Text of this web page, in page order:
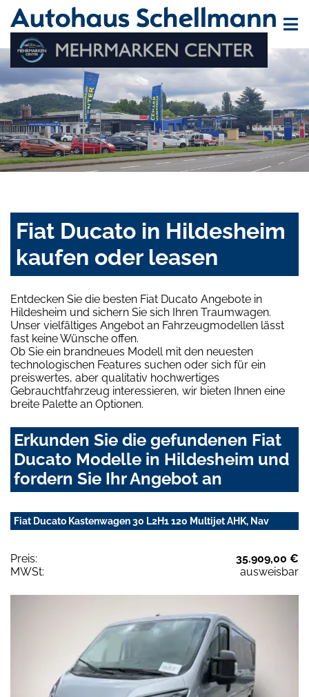
Fiat Ducato in Hildesheim
kaufen oder leasen
Entdecken Sie die besten Fiat Ducato Angebote in
Hildesheim und sichern Sie sich Ihren Traumwagen.
Unser vielfältiges Angebot an Fahrzeugmodellen lässt
fast keine Wünsche offen.
Ob Sie ein brandneues Modell mit den neuesten
technologischen Features suchen oder sich für ein
preiswertes, aber qualitativ hochwertiges
Gebrauchtfahrzeug interessieren, wir bieten Ihnen eine
breite Palette an Optionen.
Erkunden Sie die gefundenen Fiat
Ducato Modelle in Hildesheim und
fordern Sie Ihr Angebot an
Fiat Ducato Kastenwagen 30 L2H1 120 Multijet AHK, Nav
Preis:
35.909,00 €
MWSt:
ausweisbar